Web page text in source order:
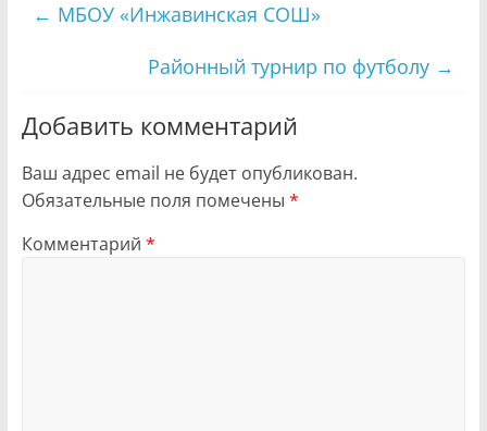
← МБОУ «Инжавинская СОШ»
Районный турнир по футболу →
Добавить комментарий
Ваш адрес email не будет опубликован.
Обязательные поля помечены *
Комментарий *